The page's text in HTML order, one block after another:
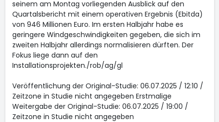
seinem am Montag vorliegenden Ausblick auf den
Quartalsbericht mit einem operativen Ergebnis (Ebitda)
von 946 Millionen Euro. Im ersten Halbjahr habe es
geringere Windgeschwindigkeiten gegeben, die sich im
zweiten Halbjahr allerdings normalisieren dürften. Der
Fokus liege dann auf den
Installationsprojekten./rob/ag/gl
Veröffentlichung der Original-Studie: 06.07.2025 / 12:10 /
Zeitzone in Studie nicht angegeben Erstmalige
Weitergabe der Original-Studie: 06.07.2025 / 19:00 /
Zeitzone in Studie nicht angegeben